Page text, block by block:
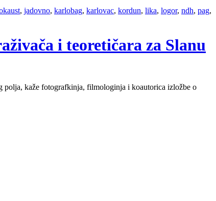
, jadovno, karlobag, karlovac, kordun, lika, logor, ndh, pag,
i teoretičara za Slanu
polja, kaže fotografkinja, filmologinja i koautorica izložbe o